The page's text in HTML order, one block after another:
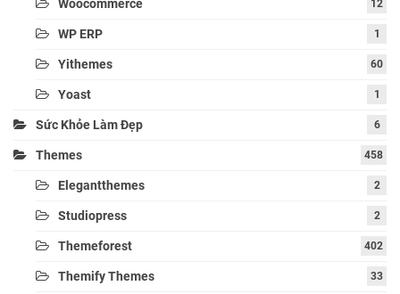
Woocommerce 12
WP ERP 1
Yithemes 60
Yoast 1
Sức Khỏe Làm Đẹp 6
Themes 458
Elegantthemes 2
Studiopress 2
Themeforest 402
Themify Themes 33